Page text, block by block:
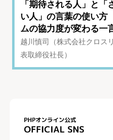
「期待される人」と「
い人」の言葉の使い
ムの協力度が変わる一
越川慎司（株式会社クロス
表取締役社長）